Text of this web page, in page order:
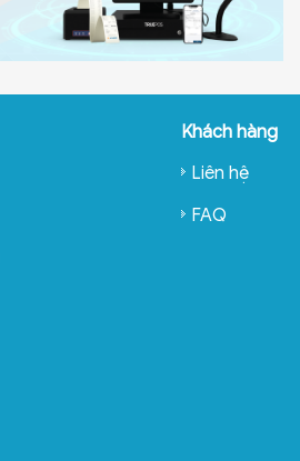
Khách hàng
Liên hệ
FAQ